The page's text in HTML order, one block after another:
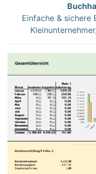
Einfache & sichere